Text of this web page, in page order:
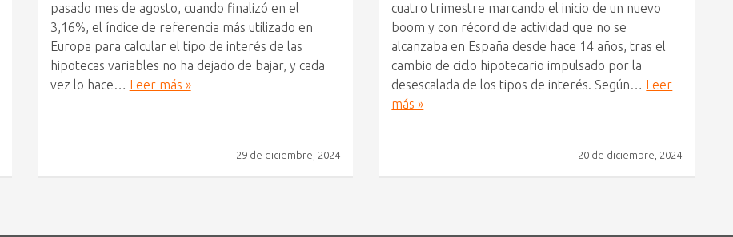
pasado mes de agosto, cuando finalizó en el
3,16%, el índice de referencia más utilizado en
Europa para calcular el tipo de interés de las
hipotecas variables no ha dejado de bajar, y cada
vez lo hace…
Leer más »
29 de diciembre, 2024
cuatro trimestre marcando el inicio de un nuevo
boom y con récord de actividad que no se
alcanzaba en España desde hace 14 años, tras el
cambio de ciclo hipotecario impulsado por la
desescalada de los tipos de interés. Según…
Leer
más »
20 de diciembre, 2024